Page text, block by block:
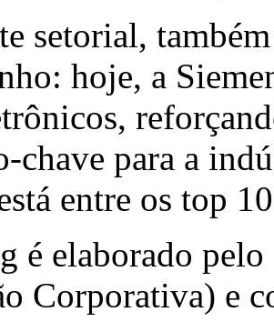
setorial,
hoje, a
chave para a
entre os top
é elaborado
Corporativa) e